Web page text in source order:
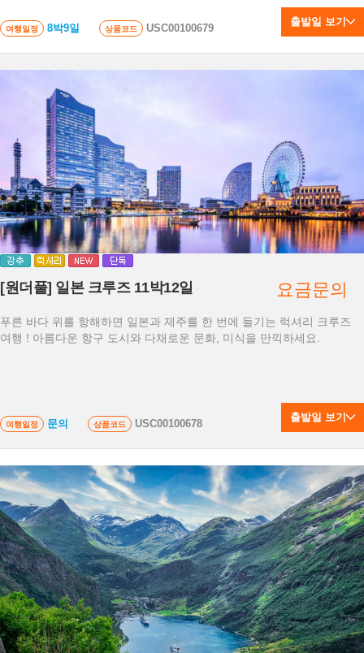
여행일정 8박9일 상품코드 USC00100679
출발일 보기
[원더풀] 일본 크루즈 11박12일
푸른 바다 위를 항해하면 일본과 제주를 한 번에 들기는 럭셔리 크루즈
여행 ! 아름다운 항구 도시와 다채로운 문화, 미식을 만끽하세요.
여행일정 문의 상품코드 USC00100678
요금문의
출발일 보기